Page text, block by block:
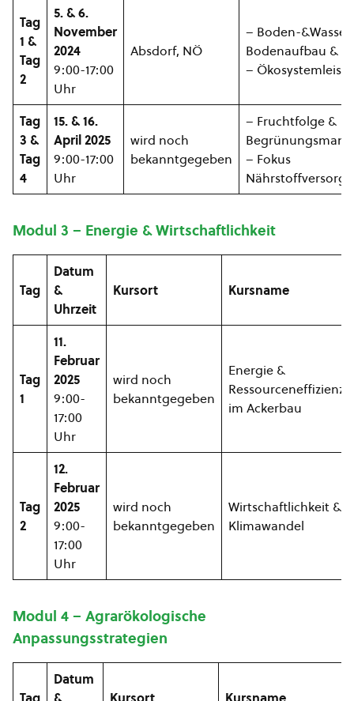
Tag
1 &
Tag
2
5. & 6.
November
2024
9:00-17:00
Uhr
Absdorf, NÖ
– Boden-
Bodenaufbau &
–
Tag
3 &
Tag
4
15. & 16.
April 2025
9:00-17:00
Uhr
wird noch
bekanntgegeben
– Fruchtfolge &
– Fokus
Modul 3 – Energie & Wirtschaftlichkeit
Tag
Datum
&
Uhrzeit
Kursort Kursname
Tag
1
11.
Februar
2025
9:00-
17:00
Uhr
wird noch
bekanntgegeben
Energie &
Ressourceneffizienz
im Ackerbau
Tag
2
12.
Februar
2025
9:00-
17:00
Uhr
wird noch
bekanntgegeben
Wirtschaftlichkeit &
Klimawandel
Modul 4 – Agrarökologische
Anpassungsstrategien
Tag
Datum
&
Kursort Kursname